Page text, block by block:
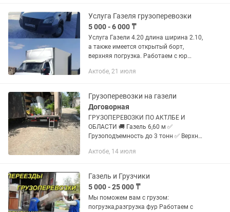
✅Грузоподъёмность...
Услуга Газеля грузоперевозки
5 000 - 6 000 ₸
Услуга Газели 4.20 длина ширина 2.10,
а также имеется открытый борт,
верхняя погрузка. Работаем с юр
Актобе, 21 июля
Грузоперевозки на газели
Договорная
ГРУЗОПЕРЕВОЗКИ ПО АКТЛБЕ И
ОБЛАСТИ 🚚 Газель 6,60 м ✅
Грузоподъемность до 3 тонн ✅ Верхняя
стройматериалов, металлопроката,
✅...
Актобе, 14 июля
Газель и Грузчики
5 000 - 25 000 ₸
Мы поможем вам с грузом:
погрузка,разгрузка фур Работаем с